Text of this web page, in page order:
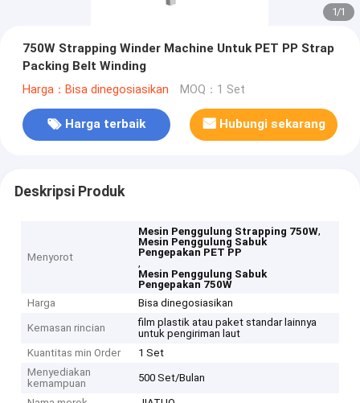
1/1
750W Strapping Winder Machine Untuk PET PP Strap
Packing Belt Winding
Harga：Bisa dinegosiasikan MOQ：1 Set
Harga terbaik Hubungi sekarang
Deskripsi Produk
Menyorot
Mesin Penggulung Strapping 750W,
Mesin Penggulung Sabuk
Pengepakan PET PP
,
Mesin Penggulung Sabuk
Pengepakan 750W
Harga
Bisa dinegosiasikan
Kemasan rincian
film plastik atau paket standar lainnya
untuk pengiriman laut
Kuantitas min Order
1 Set
Menyediakan
kemampuan
500 Set/Bulan